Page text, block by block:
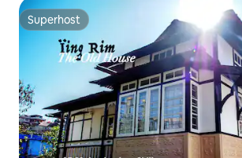
Superhost
Superhost